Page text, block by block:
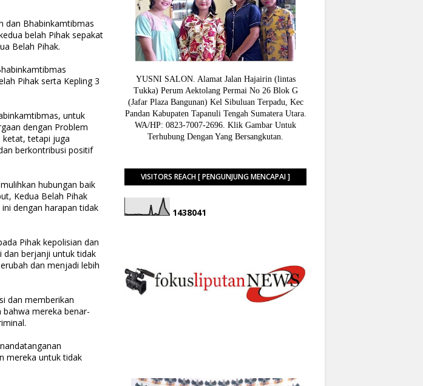
dan Bhabinkamtibmas
belah Pihak sepakat
Belah Pihak.
Pihak serta Kepling 3
untuk
dengan Problem
ketat, tetapi juga
berkontribusi positif
hubungan baik
Kedua Belah Pihak
dengan harapan tidak
Pihak kepolisian dan
dan berjanji untuk tidak
dan menjadi lebih
dan memberikan
bahwa mereka benar-
mereka untuk tidak
YUSNI SALON. Alamat Jalan Hajairin (lintas
Tukka) Perum Aektolang Permai No 26 Blok G
(Jafar Plaza Bangunan) Kel Sibuluan Terpadu, Kec
Pandan Kabupaten Tapanuli Tengah Sumatera Utara.
WA/HP: 0823-7007-2696. Klik Gambar Untuk
Terhubung Dengan Yang Bersangkutan.
VISITORS REACH [ PENGUNJUNG MENCAPAI ]
1438041